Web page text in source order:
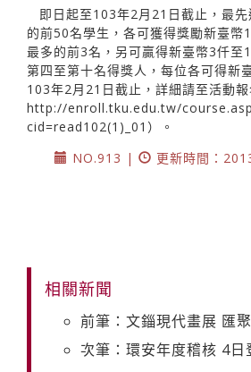
即日起至103年2月21日截止，最
的前50名學生，各可獲得獎勵新臺幣
最多的前3名，另可贏得新臺幣3仟至
第四至第十名得獎人，每位各可得新
103年2月21日截止，詳細請至活動報
http://enroll.tku.edu.tw/
cid=read102(1)_01）。
NO.913 |
更新時間：
相關新聞
前筆：文錙現代畫展 匯
次筆：環安年度稽核 4日